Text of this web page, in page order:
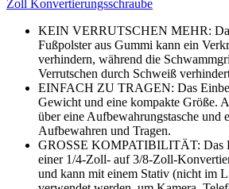
Zoll Konvertierungsschraube
KEIN VERRUTSCHEN MEHR:
Fußpolster aus Gummi kann ein
verhindern, während die
Verrutschen durch Schweiß
EINFACH ZU TRAGEN: Das
Gewicht und eine kompakte Größe.
über eine Aufbewahrungstasche und
Aufbewahren und Tragen.
GROSSE KOMPATIBILITÄT: Das
einer 1/4-Zoll- auf 3/8-Zoll-
und kann mit einem Stativ (nicht im